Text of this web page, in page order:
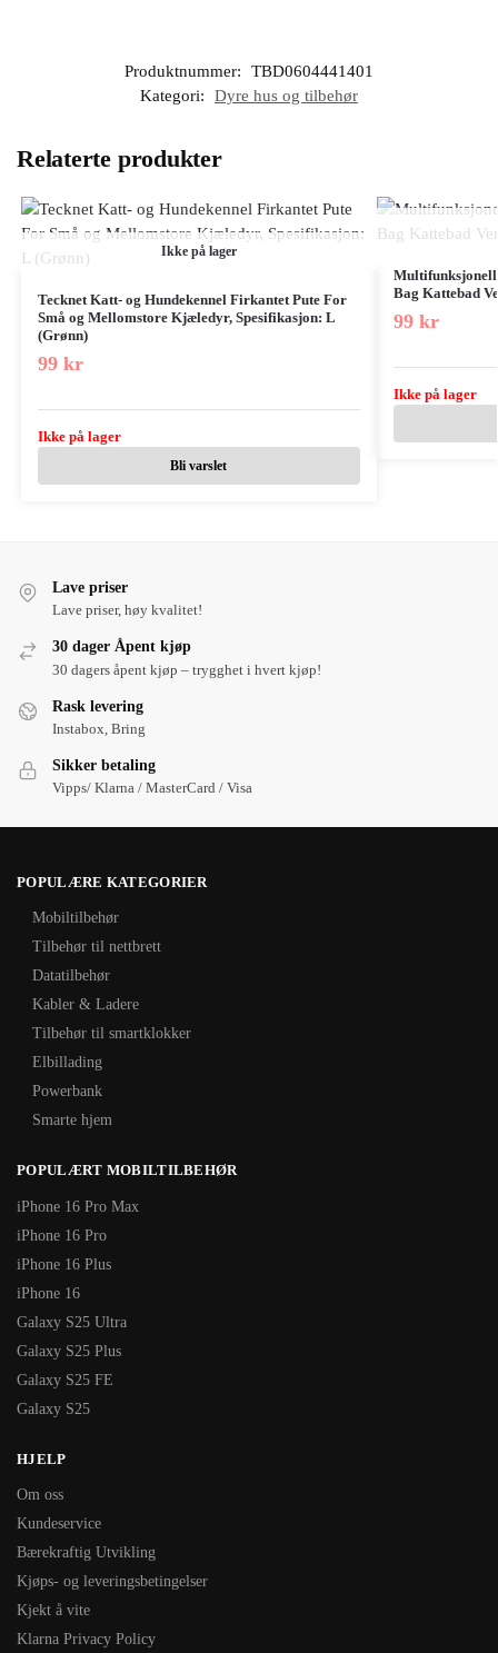
Produktnummer:
TBD0604441401
Kategori:
Dyre hus og tilbehør
Relaterte produkter
Ikke på lager
Tecknet Katt- og Hundekennel Firkantet Pute For
Små og Mellomstore Kjæledyr, Spesifikasjon: L
(Grønn)
99 kr
Ikke på lager
Bli varslet
Bag Kattebad
99 kr
Ikke på lager
Lave priser
Lave priser, høy kvalitet!
30 dager Åpent kjøp
30 dagers åpent kjøp – trygghet i hvert kjøp!
Rask levering
Instabox, Bring
Sikker betaling
Vipps/ Klarna / MasterCard / Visa
POPULÆRE KATEGORIER
Mobiltilbehør
Tilbehør til nettbrett
Datatilbehør
Kabler & Ladere
Tilbehør til smartklokker
Elbillading
Powerbank
Smarte hjem
POPULÆRT MOBILTILBEHØR
iPhone 16 Pro Max
iPhone 16 Pro
iPhone 16 Plus
iPhone 16
Galaxy S25 Ultra
Galaxy S25 Plus
Galaxy S25 FE
Galaxy S25
HJELP
Om oss
Kundeservice
Bærekraftig Utvikling
Kjøps- og leveringsbetingelser
Kjekt å vite
Klarna Privacy Policy